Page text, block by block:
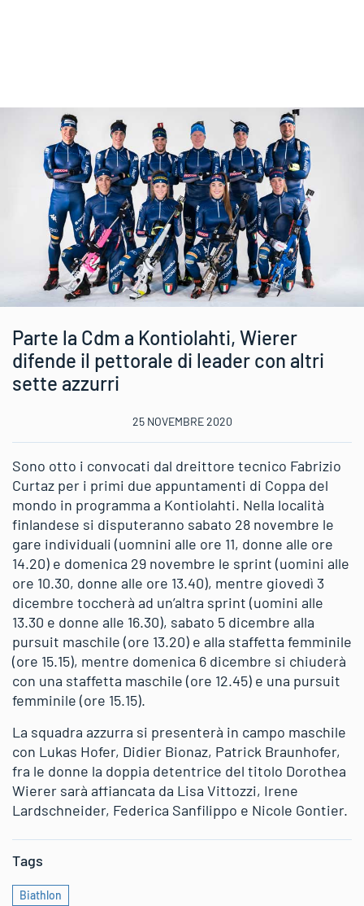
Parte la Cdm a Kontiolahti, Wierer
difende il pettorale di leader con altri
sette azzurri
25 NOVEMBRE 2020
Sono otto i convocati dal dreittore tecnico Fabrizio
Curtaz per i primi due appuntamenti di Coppa del
mondo in programma a Kontiolahti. Nella località
finlandese si disputeranno sabato 28 novembre le
gare individuali (uomnini alle ore 11, donne alle ore
14.20) e domenica 29 novembre le sprint (uomini alle
ore 10.30, donne alle ore 13.40), mentre giovedì 3
dicembre toccherà ad un’altra sprint (uomini alle
13.30 e donne alle 16.30), sabato 5 dicembre alla
pursuit maschile (ore 13.20) e alla staffetta femminile
(ore 15.15), mentre domenica 6 dicembre si chiuderà
con una staffetta maschile (ore 12.45) e una pursuit
femminile (ore 15.15).
La squadra azzurra si presenterà in campo maschile
con Lukas Hofer, Didier Bionaz, Patrick Braunhofer,
fra le donne la doppia detentrice del titolo Dorothea
Wierer sarà affiancata da Lisa Vittozzi, Irene
Lardschneider, Federica Sanfilippo e Nicole Gontier.
Tags
Biathlon